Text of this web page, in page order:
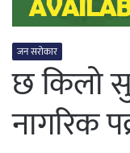
जन सरोकार
छ किलो
नागरिक